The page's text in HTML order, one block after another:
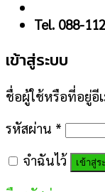
Tel. 088-
เข้าสู่ระบบ
ชื่อผู้ใช้หรือที่อยู่อี
รหัสผ่าน *
จำฉันไว้
เข้าสู่ร